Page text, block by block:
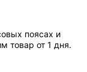
поясах и
товар от 1 дня.